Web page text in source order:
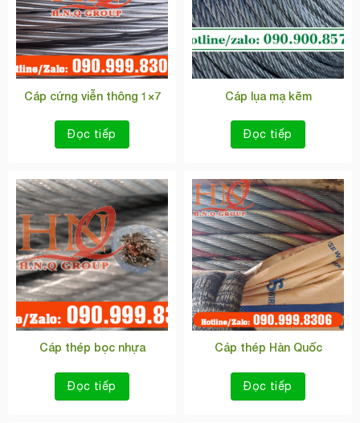
Cáp cứng viễn thông 1×7
Đọc tiếp
Cáp lụa mạ kẽm
Đọc tiếp
Cáp thép bọc nhựa
Đọc tiếp
Cáp thép Hàn Quốc
Đọc tiếp